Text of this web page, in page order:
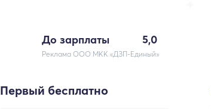
До зарплаты 5,0
Реклама ООО МКК «ДЗП-Единый»
Первый бесплатно